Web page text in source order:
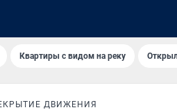
Квартиры с видом на реку
ДВИЖЕНИЯ